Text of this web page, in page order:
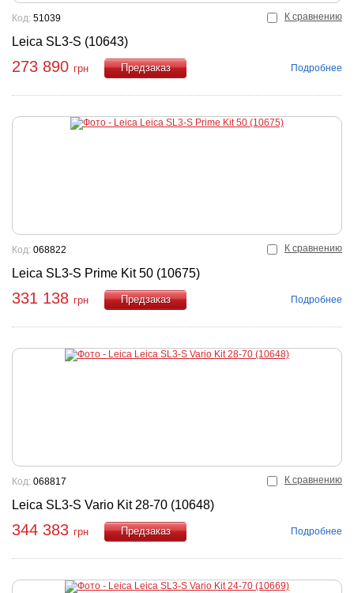
К сравнению
Leica SL3-S (10643)
Код: 51039
273 890 грн
Подробнее
К сравнению
Leica SL3-S Prime Kit 50 (10675)
Код: 068822
331 138 грн
Подробнее
К сравнению
Leica SL3-S Vario Kit 28-70 (10648)
Код: 068817
344 383 грн
Подробнее